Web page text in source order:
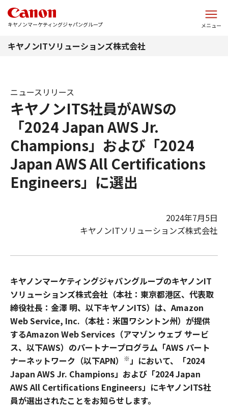
キヤノンマーケティングジャパングループ メニュー
キヤノンITソリューションズ株式会社
キヤノンITS社員がAWSの
「2024 Japan AWS Jr.
Champions」および「2024
Japan AWS All Certifications
Engineers」に選出
ニュースリリース
2024年7月5日
キヤノンITソリューションズ株式会社
キヤノンマーケティングジャパングループのキヤノンIT
ソリューションズ株式会社（本社：東京都港区、代表取
締役社長：金澤 明、以下キヤノンITS）は、Amazon
Web Service, Inc.（本社：米国ワシントン州）が提供
するAmazon Web Services（アマゾン ウェブ サービ
ス、以下AWS）のパートナープログラム「AWS パート
ナーネットワーク（以下APN）
※」において、「2024
Japan AWS Jr. Champions」および「2024 Japan
AWS All Certifications Engineers」にキヤノンITS社
員が選出されたことをお知らせします。